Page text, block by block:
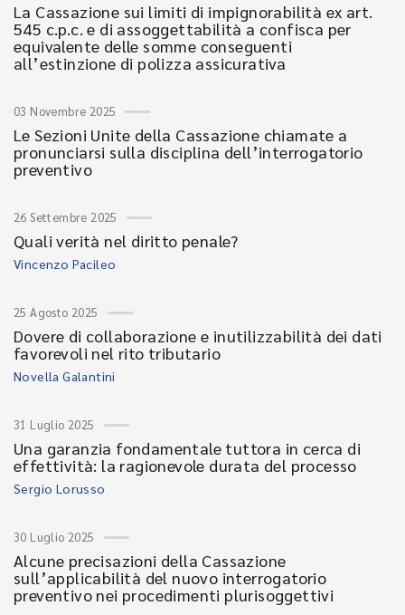
La Cassazione sui limiti di impignorabilità ex art.
545 c.p.c. e di assoggettabilità a confisca per
equivalente delle somme conseguenti
all’estinzione di polizza assicurativa
03 Novembre 2025
Le Sezioni Unite della Cassazione chiamate a
pronunciarsi sulla disciplina dell’interrogatorio
preventivo
26 Settembre 2025
Quali verità nel diritto penale?
Vincenzo Pacileo
25 Agosto 2025
Dovere di collaborazione e inutilizzabilità dei dati
favorevoli nel rito tributario
Novella Galantini
31 Luglio 2025
Una garanzia fondamentale tuttora in cerca di
effettività: la ragionevole durata del processo
Sergio Lorusso
30 Luglio 2025
Alcune precisazioni della Cassazione
sull’applicabilità del nuovo interrogatorio
preventivo nei procedimenti plurisoggettivi